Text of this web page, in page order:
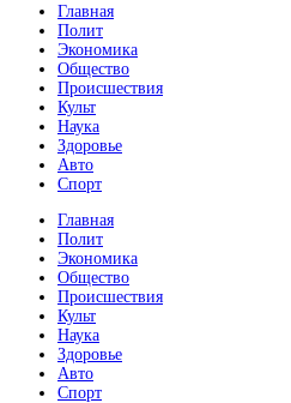
Главная
Полит
Экономика
Общество
Происшествия
Культ
Наука
Здоровье
Авто
Спорт
Главная
Полит
Экономика
Общество
Происшествия
Культ
Наука
Здоровье
Авто
Спорт